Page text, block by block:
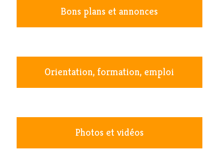
Bons plans et annonces
Orientation, formation, emploi
Photos et vidéos